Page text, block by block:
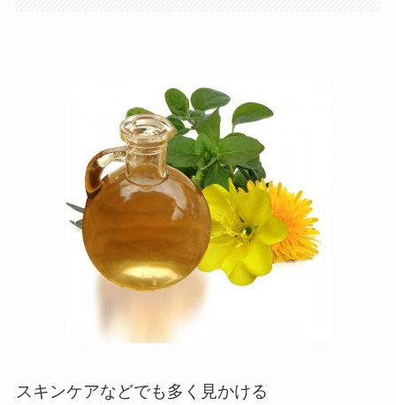
スキンケアなどでも多く見かける